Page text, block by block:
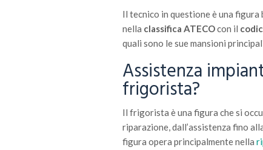
Il tecnico in questione è una figura
nella classifica ATECOcon il
quali sono le sue mansioni
Assistenza
frigorista?
Il frigorista è una figura che si
riparazione, dall’assistenza fino
figura opera principalmente nella